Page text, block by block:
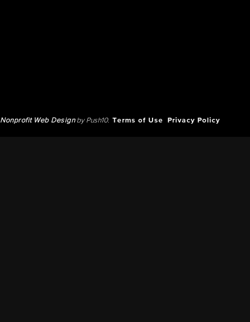
Nonprofit Web Designby Push10. Terms of Use Privacy Policy